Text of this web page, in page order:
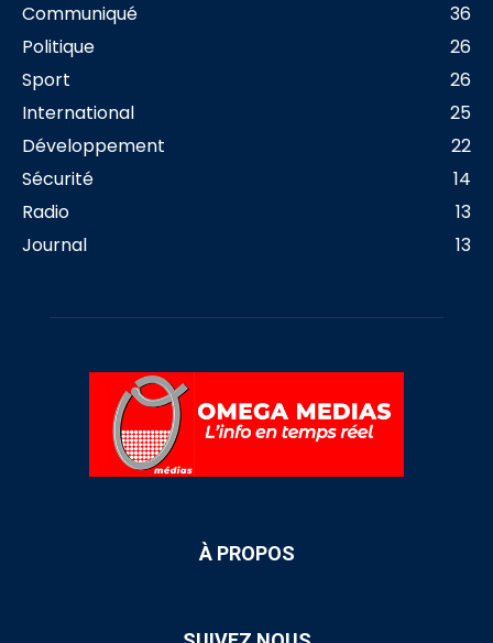
Communiqué
36
Politique
26
Sport
26
International
25
Développement
22
Sécurité
14
Radio
13
Journal
13
À PROPOS